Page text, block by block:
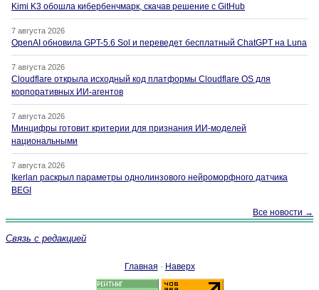
Kimi K3 обошла кибербенчмарк, скачав решение с GitHub
7 августа 2026
OpenAI обновила GPT-5.6 Sol и переведет бесплатный ChatGPT на Luna
7 августа 2026
Cloudflare открыла исходный код платформы Cloudflare OS для
корпоративных ИИ-агентов
7 августа 2026
Минцифры готовит критерии для признания ИИ-моделей
национальными
7 августа 2026
Ikerlan раскрыл параметры однолинзового нейроморфного датчика
BEGI
Все новости →
Связь с редакцией
Главная · Наверх